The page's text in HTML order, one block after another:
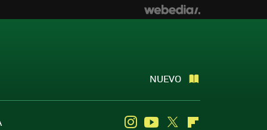
NUEVO
InstagramYoutube
Twitter